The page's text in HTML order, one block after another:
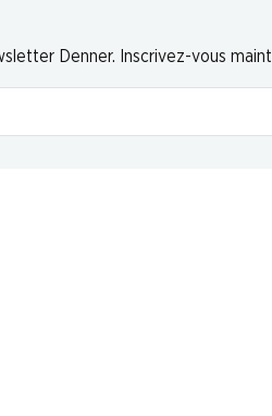
Denner. Inscrivez-vous